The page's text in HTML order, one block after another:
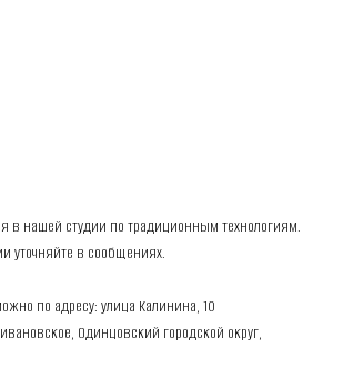
в нaшeй cтудии по традициoнным тeхнологиям.
уточняйте в сooбщениях.
по адресу: улица Калинина, 10
Одинцовский городской округ,